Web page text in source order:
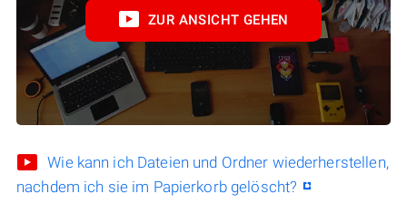
ZUR ANSICHT GEHEN
Wie kann ich Dateien und Ordner wiederherstellen,
nachdem ich sie im Papierkorb gelöscht?